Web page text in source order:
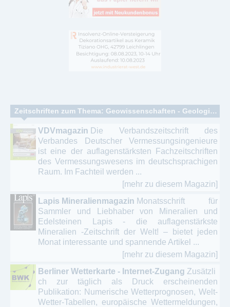
Zeitschriften zum Thema: Geowissenschaften - Geologie - Paläontologie
VDVmagazin Die Verbandszeitschrift des
Verbandes Deutscher Vermessungsingenieure
ist eine der auflagenstärksten Fachzeitschriften
des Vermessungswesens im deutschsprachigen
Raum. Im Fachteil werden ...
[mehr zu diesem Magazin]
Lapis Mineralienmagazin Monatsschrift für
Sammler und Liebhaber von Mineralien und
Edelsteinen Lapis - die auflagenstärkste
Mineralien -Zeitschrift der Welt! – bietet jeden
Monat interessante und spannende Artikel ...
[mehr zu diesem Magazin]
Berliner Wetterkarte - Internet-Zugang Zusätzli
ch zur täglich als Druck erscheinenden
Publikation: Numerische Wetterprognosen, Welt-
Wetter-Tabellen, europäische Wettermeldungen,